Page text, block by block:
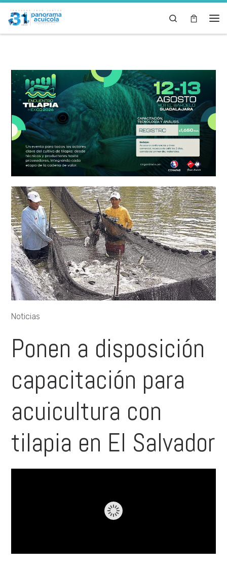
Skip to content Search
Noticias
Ponen a disposición
capacitación para
acuicultura con
tilapia en El Salvador